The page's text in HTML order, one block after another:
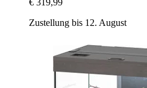
€ 319,99
Zustellung bis 12. August